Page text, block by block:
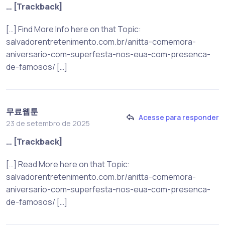
… [Trackback]
[…] Find More Info here on that Topic:
salvadorentretenimento.com.br/anitta-comemora-
aniversario-com-superfesta-nos-eua-com-presenca-
de-famosos/ […]
무료웹툰
23 de setembro de 2025
Acesse para responder
… [Trackback]
[…] Read More here on that Topic:
salvadorentretenimento.com.br/anitta-comemora-
aniversario-com-superfesta-nos-eua-com-presenca-
de-famosos/ […]